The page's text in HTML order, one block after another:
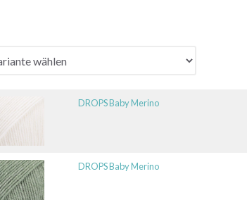
DROPS Baby Merino
DROPS Baby Merino